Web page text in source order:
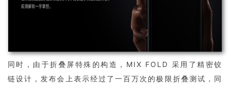
同时，由于折叠屏特殊的构造，MIX FOLD 采用了精密铰
链设计，发布会上表示经过了一百万次的极限折叠测试，同